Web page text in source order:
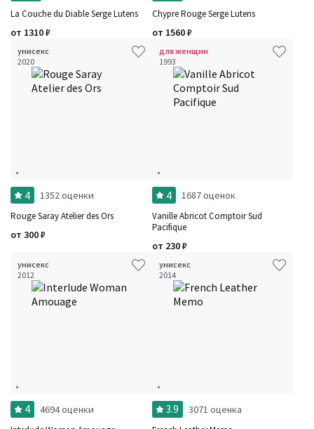
Цена
Ароматы за последние годы
La Couche du Diable Serge Lutens
от 1310₽
Chypre Rouge Serge Lutens
от 1560₽
унисекс
2020
4 1352 оценки
Rouge Saray Atelier des Ors
от 300₽
для женщин
1993
4 1687 оценок
Vanille Abricot Comptoir Sud
Pacifique
от 230₽
унисекс
2012
4 4694 оценки
унисекс
2014
3.9 3071 оценка